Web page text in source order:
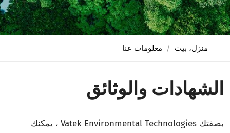
منزل، بيت معلومات عنا
الشهادات والوثائق
بصفتك Vatek Environmental Technologies ، يمكنك